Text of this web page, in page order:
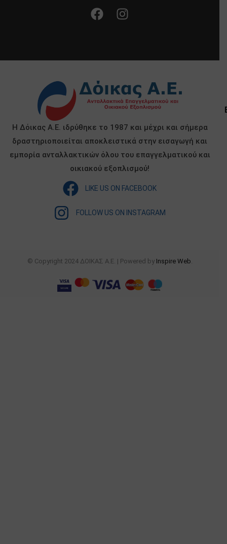
Η Δόικας Α.Ε. ιδρύθηκε το 1987 και μέχρι και σήμερα
δραστηριοποιείται αποκλειστικά στην εισαγωγή και
εμπορία ανταλλακτικών όλου του επαγγελματικού και
οικιακού εξοπλισμού!
LIKE US ON FACEBOOK
FOLLOW US ON INSTAGRAM
© Copyright 2024 ΔΟΙΚΑΣ Α.Ε. | Powered by Inspire Web